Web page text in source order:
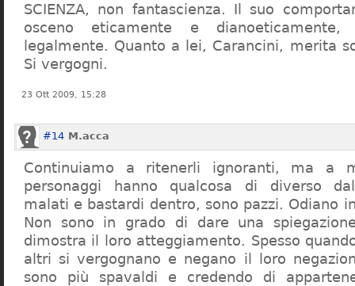
SCIENZA, non fantascienza. Il suo
osceno eticamente e dianoeticamente,
legalmente. Quanto a lei, Carancini, merita
Si vergogni.
23 Ott 2009, 15:28
#14 M.acca
Continuiamo a ritenerli ignoranti, ma a
personaggi hanno qualcosa di diverso
malati e bastardi dentro, sono pazzi. Odiano
Non sono in grado di dare una
dimostra il loro atteggiamento. Spesso
altri si vergognano e negano il loro
sono più spavaldi e credendo di